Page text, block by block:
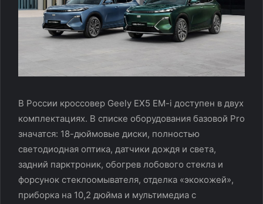
В России кроссовер Geely EX5 EM-i доступен в двух
комплектациях. В списке оборудования базовой Pro
значатся: 18-дюймовые диски, полностью
светодиодная оптика, датчики дождя и света,
задний парктроник, обогрев лобового стекла и
форсунок стеклоомывателя, отделка «экокожей»,
приборка на 10,2 дюйма и мультимедиа с